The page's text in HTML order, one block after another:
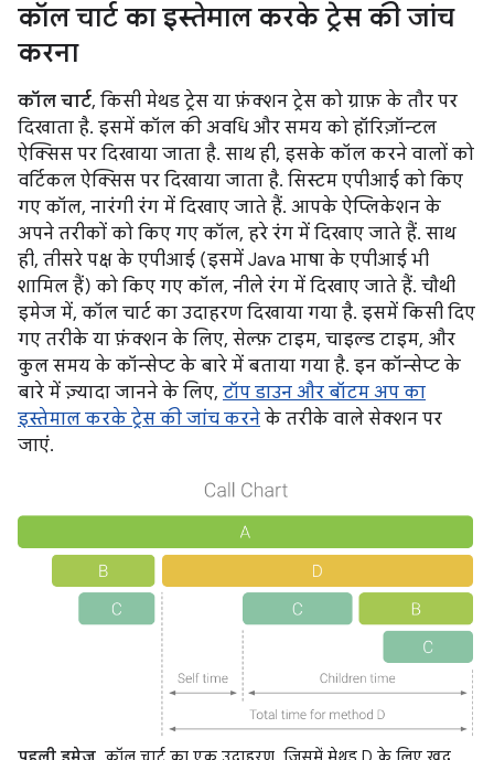
कॉल चार्ट का इस्तेमाल करके ट्रेस की जांच
करना
कॉल चार्ट, किसी मेथड ट्रेस या फ़ंक्शन ट्रेस को ग्राफ़ के तौर पर
दिखाता है. इसमें कॉल की अवधि और समय को हॉरिज़ॉन्टल
ऐक्सिस पर दिखाया जाता है. साथ ही, इसके कॉल करने वालों को
वर्टिकल ऐक्सिस पर दिखाया जाता है. सिस्टम एपीआई को किए
गए कॉल, नारंगी रंग में दिखाए जाते हैं. आपके ऐप्लिकेशन के
अपने तरीकों को किए गए कॉल, हरे रंग में दिखाए जाते हैं. साथ
ही, तीसरे पक्ष के एपीआई (इसमें Java भाषा के एपीआई भी
शामिल हैं) को किए गए कॉल, नीले रंग में दिखाए जाते हैं. चौथी
इमेज में, कॉल चार्ट का उदाहरण दिखाया गया है. इसमें किसी दिए
गए तरीके या फ़ंक्शन के लिए, सेल्फ़ टाइम, चाइल्ड टाइम, और
कुल समय के कॉन्सेप्ट के बारे में बताया गया है. इन कॉन्सेप्ट के
बारे में ज़्यादा जानने के लिए, टॉप डाउन और बॉटम अप का
इस्तेमाल करके ट्रेस की जांच करने के तरीके वाले सेक्शन पर
जाएं.